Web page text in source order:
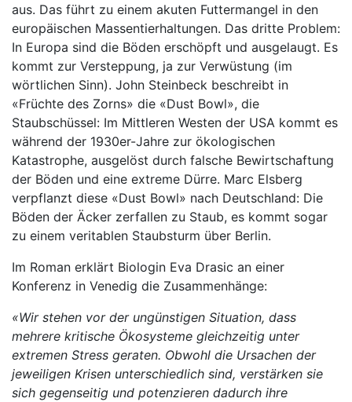
aus. Das führt zu einem akuten Futtermangel in den
europäischen Massentierhaltungen. Das dritte Problem:
In Europa sind die Böden erschöpft und ausgelaugt. Es
kommt zur Versteppung, ja zur Verwüstung (im
wörtlichen Sinn). John Steinbeck beschreibt in
«Früchte des Zorns» die «Dust Bowl», die
Staubschüssel: Im Mittleren Westen der USA kommt es
während der 1930er-Jahre zur ökologischen
Katastrophe, ausgelöst durch falsche Bewirtschaftung
der Böden und eine extreme Dürre. Marc Elsberg
verpflanzt diese «Dust Bowl» nach Deutschland: Die
Böden der Äcker zerfallen zu Staub, es kommt sogar
zu einem veritablen Staubsturm über Berlin.
Im Roman erklärt Biologin Eva Drasic an einer
Konferenz in Venedig die Zusammenhänge:
«Wir stehen vor der ungünstigen Situation, dass
mehrere kritische Ökosysteme gleichzeitig unter
extremen Stress geraten. Obwohl die Ursachen der
jeweiligen Krisen unterschiedlich sind, verstärken sie
sich gegenseitig und potenzieren dadurch ihre